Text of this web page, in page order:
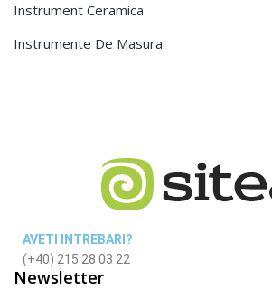
Instrument Ceramica
Instrumente De Masura
AVETI INTREBARI?
(+40) 215 28 03 22
Newsletter